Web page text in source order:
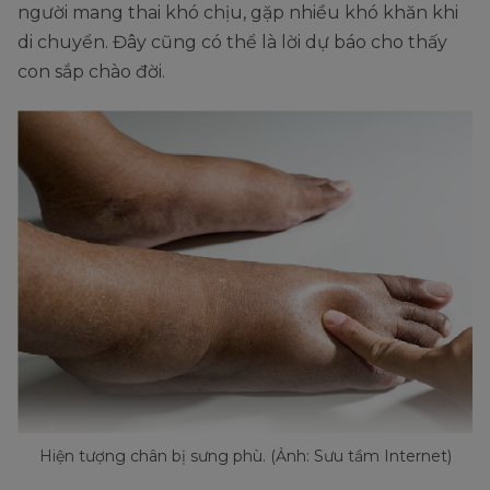
người mang thai khó chịu, gặp nhiều khó khăn khi
di chuyển. Đây cũng có thể là lời dự báo cho thấy
con sắp chào đời.
Hiện tượng chân bị sưng phù. (Ảnh: Sưu tầm Internet)